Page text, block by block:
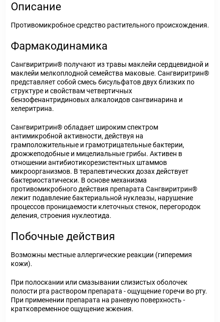
Описание
Противомикробное средство растительного происхождения.
Фармакодинамика
Сангвиритрин® получают из травы маклейи сердцевидной и
маклейи мелкоплодной семейства маковые. Сангвиритрин®
представляет собой смесь бисульфатов двух близких по
структуре и свойствам четвертичных
бензофенантридиновых алкалоидов сангвинарина и
хелеритрина.
Сангвиритрин® обладает широким спектром
антимикробной активности, действуя на
грамположительные и грамотрицательные бактерии,
дрожжеподобные и мицелиальные грибы. Активен в
отношении антибиотикорезистентных штаммов
микроорганизмов. В терапевтических дозах действует
бактериостатически. В основе механизма
противомикробного действия препарата Сангвиритрин®
лежит подавление бактериальной нуклеазы, нарушение
процессов проницаемости клеточных стенок, перегородок
деления, строения нуклеотида.
Побочные действия
Возможны местные аллергические реакции (гиперемия
кожи).
При полоскании или смазывании слизистых оболочек
полости рта раствором препарата - ощущение горечи во рту.
При применении препарата на раневую поверхность -
кратковременное ощущение жжения.